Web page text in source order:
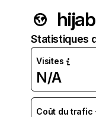
Statistiques
Visites
N/A
Coût du trafic